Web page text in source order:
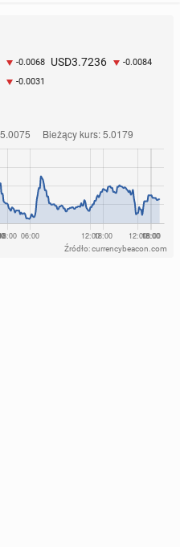
-0.0068 USD3.7236 -0.0084
-0.0031
Źródło: currencybeacon.com